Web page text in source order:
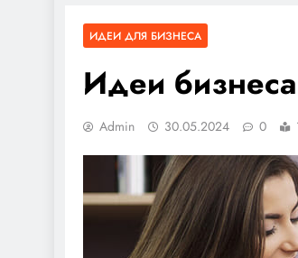
ИДЕИ ДЛЯ БИЗНЕСА
Идеи
Admin 30.05.2024 0